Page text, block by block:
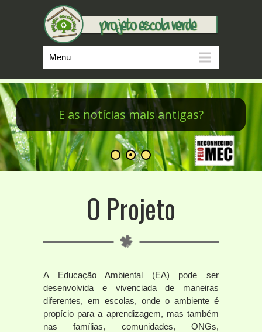
Minicursos do PEV
Menu
O Projeto
A Educação Ambiental (EA) pode ser
desenvolvida e vivenciada de maneiras
diferentes, em escolas, onde o ambiente é
propício para a aprendizagem, mas também
nas famílias, comunidades, ONGs,